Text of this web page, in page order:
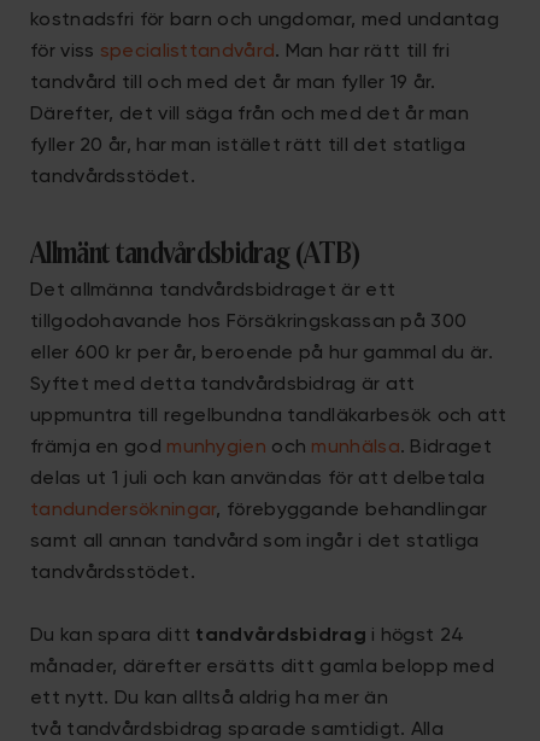
kostnadsfri för barn och ungdomar, med undantag
för viss specialisttandvård. Man har rätt till fri
tandvård till och med det år man fyller 19 år.
Därefter, det vill säga från och med det år man
fyller 20 år, har man istället rätt till det statliga
tandvårdsstödet.
Allmänt tandvårdsbidrag (ATB)
Det allmänna tandvårdsbidraget är ett
tillgodohavande hos Försäkringskassan på 300
eller 600 kr per år, beroende på hur gammal du är.
Syftet med detta tandvårdsbidrag är att
uppmuntra till regelbundna tandläkarbesök och att
främja en god munhygien och munhälsa. Bidraget
delas ut 1 juli och kan användas för att delbetala
tandundersökningar, förebyggande behandlingar
samt all annan tandvård som ingår i det statliga
tandvårdsstödet.
Du kan spara ditt tandvårdsbidrag i högst 24
månader, därefter ersätts ditt gamla belopp med
ett nytt. Du kan alltså aldrig ha mer än
två tandvårdsbidrag sparade samtidigt. Alla